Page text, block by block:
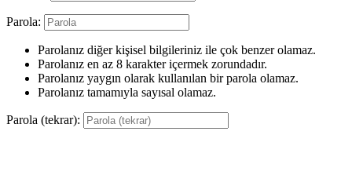
Parola:
Parolanız diğer kişisel bilgileriniz ile çok benzer olamaz.
Parolanız en az 8 karakter içermek zorundadır.
Parolanız yaygın olarak kullanılan bir parola olamaz.
Parolanız tamamıyla sayısal olamaz.
Parola (tekrar):